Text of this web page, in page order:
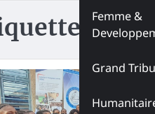
Femme &
Grand
: